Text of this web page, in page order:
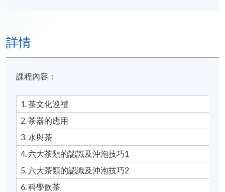
詳情
課程內容：
1. 茶文化巡禮
2.茶器的應用
3. 水與茶
4. 六大茶類的認識及沖泡技巧1
5. 六大茶類的認識及沖泡技巧2
6. 科學飲茶